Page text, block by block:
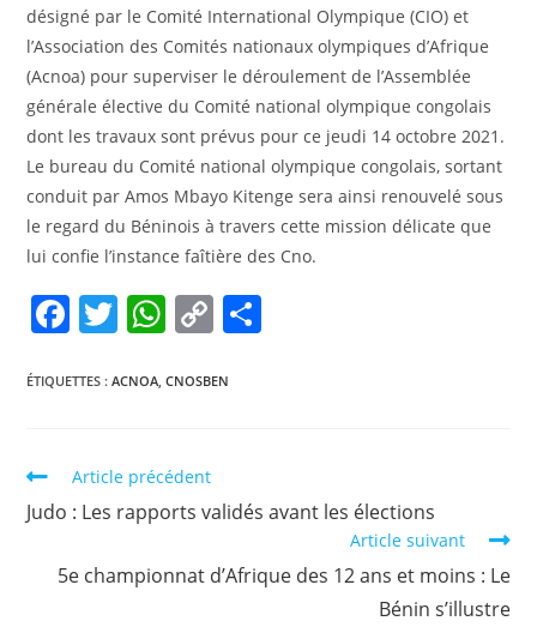
désigné par le Comité International Olympique (CIO) et
l’Association des Comités nationaux olympiques d’Afrique
(Acnoa) pour superviser le déroulement de l’Assemblée
générale élective du Comité national olympique congolais
dont les travaux sont prévus pour ce jeudi 14 octobre 2021.
Le bureau du Comité national olympique congolais, sortant
conduit par Amos Mbayo Kitenge sera ainsi renouvelé sous
le regard du Béninois à travers cette mission délicate que
lui confie l’instance faîtière des Cno.
F
c
b
o
k
T
itt
W
at
A
p
C
p
n
ÉTIQUETTES :ACNOA CNOSBEN
Article précédent
Judo : Les rapports validés avant les élections
Article suivant
5e championnat d’Afrique des 12 ans et moins : Le
Bénin s’illustre